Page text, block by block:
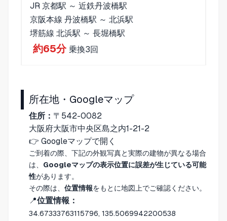
JR 京都駅 ～ 近鉄丹波橋駅
京阪本線 丹波橋駅 ～ 北浜駅
堺筋線 北浜駅 ～ 長堀橋駅
約65分 乗換3回
所在地・Googleマップ
住所： 〒542-0082
大阪府大阪市中央区島之内1-21-2
👉 Googleマップで開く
ご到着の際、下記の外観写真と実際の建物が異なる場合
は、 Googleマップの表示位置に誤差が生じている可能
性があります。
その際は、 位置情報をもとに地図上でご確認ください。
📍位置情報：
34.67333763115796, 135.5069942200538